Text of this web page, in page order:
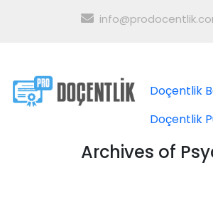
Doçentlik
Doçentlik
Archives of